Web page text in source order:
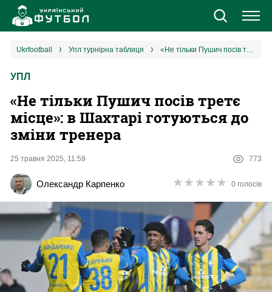
Новини
Єврокубки
2 ліга
Різне
Букмекери
ukrfootball упл турнірна таблиця «Не тільки Пушич посів третє місце»: в Шахтарі готуються до зміни тренера
УПЛ
«Не тільки Пушич посів третє
місце»: в Шахтарі готуються до
зміни тренера
25 травня 2025, 11:59 773
Олександр Карпенко ★★★★★
★★★★★ 0 голосів